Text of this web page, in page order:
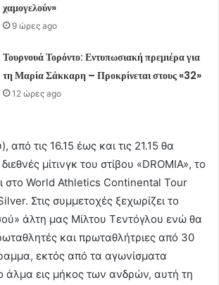
χαμογελούν»
9 ώρες ago
Τουρνουά Τορόντο: Εντυπωσιακή πρεμιέρα για
τη Μαρία Σάκκαρη – Προκρίνεται στους «32»
12 ώρες ago
από τις 16.15 έως και τις 21.15 θα
μίτινγκ του στίβου «DROMIA», το
στο World Athletics Continental Tour
Στις συμμετοχές ξεχωρίζει το
άλτη μας Μίλτου Τεντόγλου ενώ θα
και πρωταθλήτριες από 30
εκτός από τα αγωνίσματα
άλμα εις μήκος των ανδρών, αυτή τη